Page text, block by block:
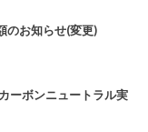
お知らせ(変更)
ーボンニュートラル実